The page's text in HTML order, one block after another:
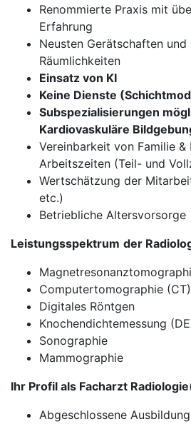
Renommierte Praxis mit
Erfahrung
Neusten Gerätschaften und
Räumlichkeiten
Einsatz von KI
Keine Dienste
Subspezialisierungen
Kardiovaskuläre
Vereinbarkeit von Familie
Arbeitszeiten (Teil- und
Wertschätzung der
etc.)
Betriebliche Altersvorsorge
Leistungsspektrum der
Computertomographie (CT)
Digitales Röntgen
Knochendichtemessung
Sonographie
Mammographie
Ihr Profil als Facharzt Radiologie
Abgeschlossene